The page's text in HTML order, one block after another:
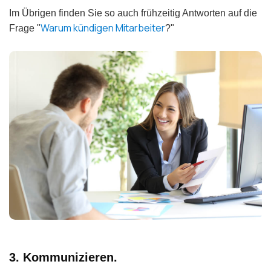
Im Übrigen finden Sie so auch frühzeitig Antworten auf die
Frage "Warum kündigen Mitarbeiter?"
3. Kommunizieren.